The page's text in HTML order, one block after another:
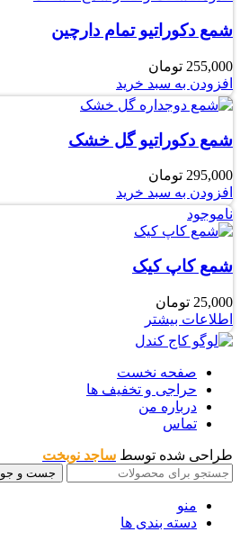
شمع دکوراتیو تمام دارچین
255,000 تومان
افزودن به سبد خرید
شمع دکوراتیو گل خشک
295,000 تومان
افزودن به سبد خرید
ناموجود
شمع کاپ کیک
25,000 تومان
اطلاعات بیشتر
صفحه نخست
حراجی و تخفیف ها
درباره من
تماس
طراحی شده توسط ساجد نوبخت
جست و جو
منو
دسته بندی ها